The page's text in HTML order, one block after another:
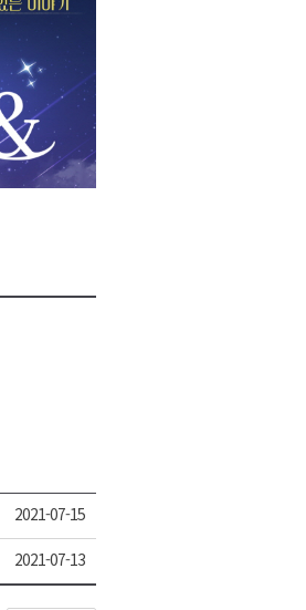
07일(금)
월 07일(금)
07일(금)
07일(금)
월 07일(금)
2021-07-15
2021-07-13